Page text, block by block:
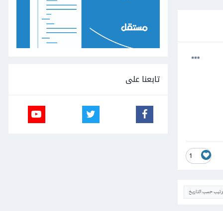
1
حسب التاريخ
تابعنا على